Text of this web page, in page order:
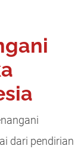
dari pendirian